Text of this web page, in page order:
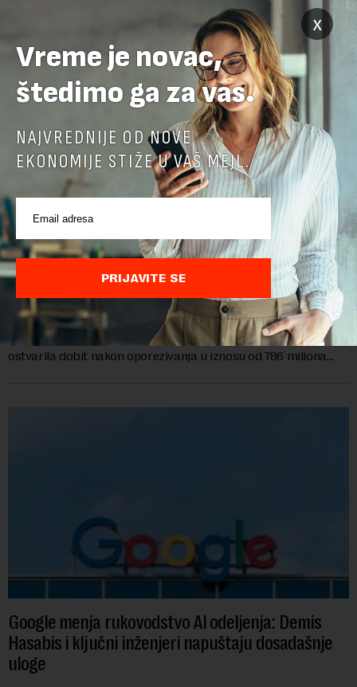
MOL ostvario profit od 786 miliona dolara u druga
tri meseca ove godine
MOL grupa je danas objavila finansijske rezultate za drugi
kvartal 2026. godine. Kompanija je tokom ovog tromesečja
ostvarila dobit nakon oporezivanja u iznosu od 786 miliona
Google menja rukovodstvo AI odeljenja: Demis
Hasabis i ključni inženjeri napuštaju dosadašnje
uloge
x
Vreme je novac,
štedimo ga za vas.
NAJVREDNIJE OD NOVE
EKONOMIJE STIŽE U VAŠ MEJL.
PRIJAVITE SE